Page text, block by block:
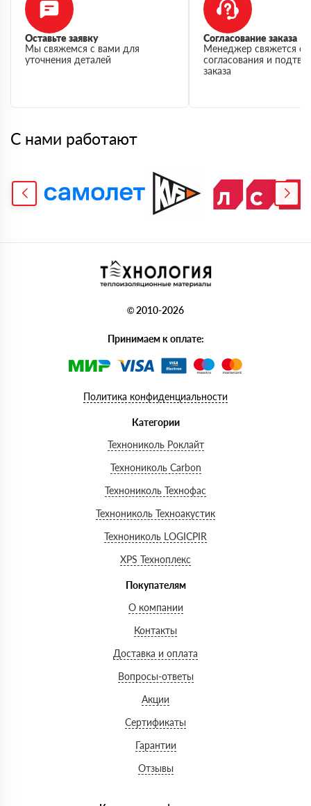
Оставьте заявку
Мы свяжемся с вами для
уточнения деталей
Согласование заказа
Менеджер свяжется с
согласования и
заказа
С нами работают
© 2010-2026
Принимаем к оплате:
Политика конфиденциальности
Категории
Технониколь Роклайт
Технониколь Carbon
Технониколь Технофас
Технониколь Техноакустик
Технониколь LOGICPIR
XPS Техноплекс
Покупателям
О компании
Контакты
Доставка и оплата
Вопросы-ответы
Акции
Сертификаты
Гарантии
Отзывы